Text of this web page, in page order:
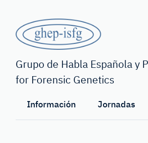
contenido
principalGHEP
-
ISFG
Grupo de Habla Española y
for Forensic Genetics
Información
Jornadas